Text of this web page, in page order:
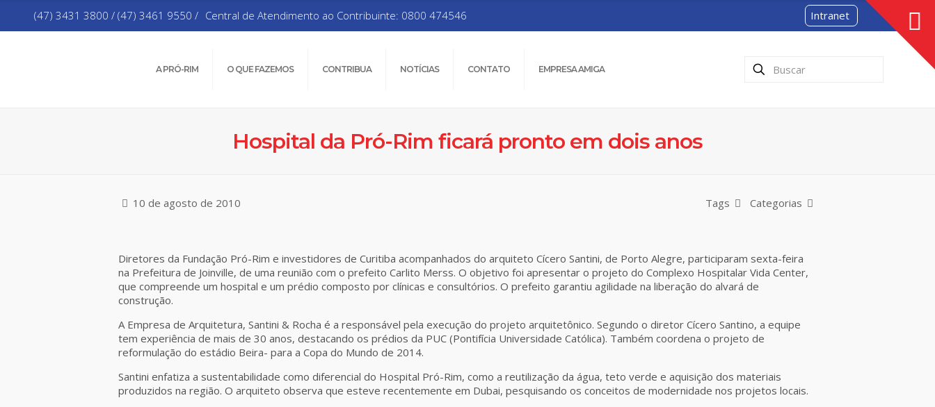
(47) 3431 3800 / (47) 3461 9550 / Central de Atendimento ao Contribuinte: 0800 474546 Intranet
A PRÓ-RIM O QUE FAZEMOS CONTRIBUA NOTÍCIAS CONTATO EMPRESA AMIGA
Hospital da Pró-Rim ficará pronto em dois anos
10 de agosto de 2010 Categorias
Tags
Diretores da Fundação Pró-Rim e investidores de Curitiba acompanhados do arquiteto Cícero Santini, de Porto Alegre, participaram sexta-feira
na Prefeitura de Joinville, de uma reunião com o prefeito Carlito Merss. O objetivo foi apresentar o projeto do Complexo Hospitalar Vida Center,
que compreende um hospital e um prédio composto por clínicas e consultórios. O prefeito garantiu agilidade na liberação do alvará de
construção.
A Empresa de Arquitetura, Santini & Rocha é a responsável pela execução do projeto arquitetônico. Segundo o diretor Cícero Santino, a equipe
tem experiência de mais de 30 anos, destacando os prédios da PUC (Pontifícia Universidade Católica). Também coordena o projeto de
reformulação do estádio Beira- para a Copa do Mundo de 2014.
Santini enfatiza a sustentabilidade como diferencial do Hospital Pró-Rim, como a reutilização da água, teto verde e aquisição dos materiais
produzidos na região. O arquiteto observa que esteve recentemente em Dubai, pesquisando os conceitos de modernidade nos projetos locais.